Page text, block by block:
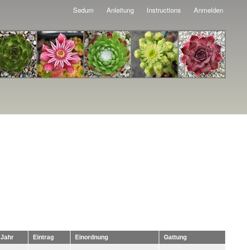
Sedum Anleitung Instructions Anmelden
Jahr Eintrag Einordnung Gattung